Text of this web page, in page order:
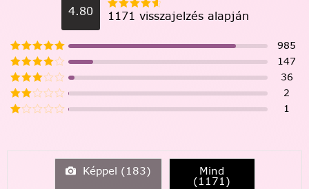
4.80 1171 visszajelzés alapján
985
147
36
2
1
Képpel (183) Mind
(1171)